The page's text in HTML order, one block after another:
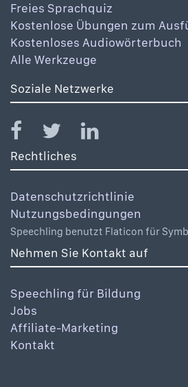
Freies Sprachquiz
Kostenlose Übungen zum
Kostenloses Audiowörterbuch
Alle Werkzeuge
Soziale Netzwerke
Rechtliches
Datenschutzrichtlinie
Nutzungsbedingungen
Speechling benutzt Flaticon für
Nehmen Sie Kontakt auf
Speechling für Bildung
Jobs
Affiliate-Marketing
Kontakt